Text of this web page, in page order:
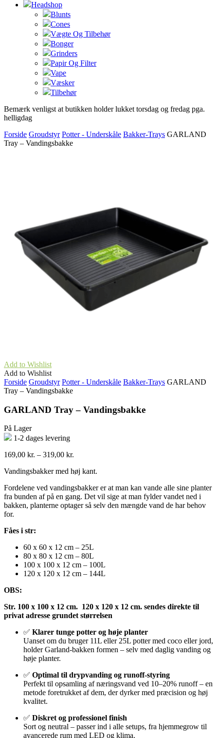
Headshop
Blunts
Cones
Vægte Og Tilbehør
Bonger
Grinders
Papir Og Filter
Vape
Væsker
Tilbehør
Bemærk venligst at butikken holder lukket torsdag og fredag pga.
helligdag
Forside Groudstyr Potter - Underskåle Bakker-Trays GARLAND
Tray – Vandingsbakke
Add to Wishlist
Add to Wishlist
Forside Groudstyr Potter - Underskåle Bakker-Trays GARLAND
Tray – Vandingsbakke
GARLAND Tray – Vandingsbakke
På Lager
1-2 dages levering
169,00 kr. – 319,00 kr.
til
Vandingsbakker med høj kant.
Fordelene ved vandingsbakker er at man kan vande alle sine planter
fra bunden af på en gang. Det vil sige at man fylder vandet ned i
bakken, planterne optager så selv den mængde vand de har behov
for.
Fåes i str:
60 x 60 x 12 cm – 25L
80 x 80 x 12 cm – 80L
100 x 100 x 12 cm – 100L
120 x 120 x 12 cm – 144L
OBS:
Str. 100 x 100 x 12 cm. 120 x 120 x 12 cm. sendes direkte til
privat adresse grundet størrelsen
✅ Klarer tunge potter og høje planter
Uanset om du bruger 11L eller 25L potter med coco eller jord,
holder Garland-bakken formen – selv med daglig vanding og
høje planter.
✅ Optimal til drypvanding og runoff-styring
Perfekt til opsamling af næringsvand ved 10–20% runoff – en
metode foretrukket af dem, der dyrker med præcision og høj
kvalitet.
✅ Diskret og professionel finish
Sort og neutral – passer ind i alle setups, fra hjemmegrow til
avancerede rum med LED og klima.